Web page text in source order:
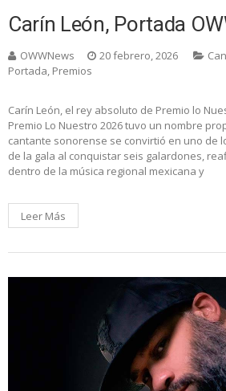
Carín León, Portada
OWWNews 20 febrero, 2026
Portada, Premios
Carín León, el rey absoluto de Premio lo
Premio Lo Nuestro 2026 tuvo un nombre
cantante sonorense se convirtió en uno de
de la gala al conquistar seis galardones,
dentro de la música regional mexicana y
Leer Más